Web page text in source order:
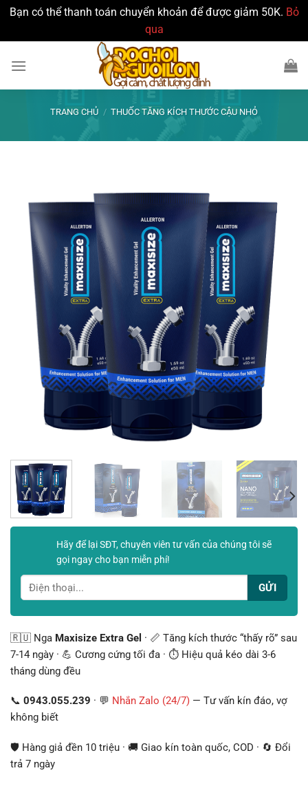
Bạn có thể thanh toán chuyển khoản để được giảm 50K. Bỏ
qua
qua
TRANG CHỦ / THUỐC TĂNG KÍCH THƯỚC CẬU NHỎ
Hãy để lại SĐT, chuyên viên tư vấn của chúng tôi sẽ
gọi ngay cho bạn miễn phí!
🇷🇺 Nga Maxisize Extra Gel · 📏 Tăng kích thước “thấy rõ” sau
7-14 ngày · 💪 Cương cứng tối đa · ⏱️ Hiệu quả kéo dài 3-6
tháng dùng đều
📞 0943.055.239 · 💬 Nhắn Zalo (24/7) — Tư vấn kín đáo, vợ
không biết
🛡️ Hàng giả đền 10 triệu · 🚚 Giao kín toàn quốc, COD · 🔄 Đổi
trả 7 ngày